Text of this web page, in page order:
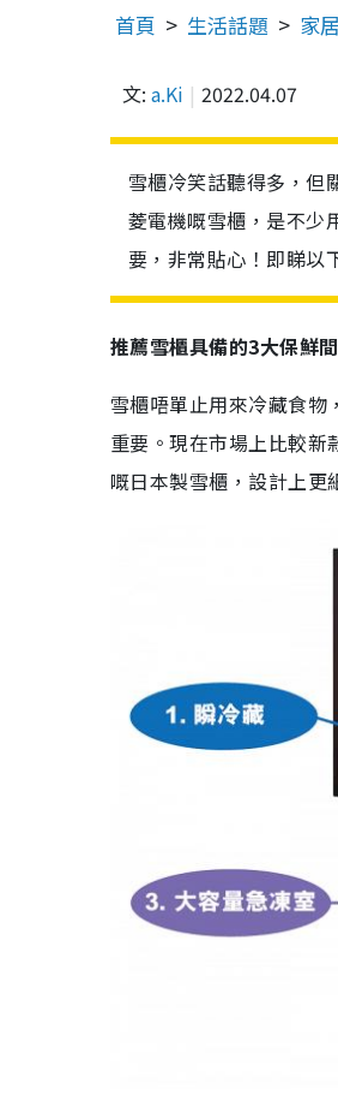
首頁 生活話題 家居
文: a.Ki 2022.04.07
雪櫃冷笑話聽得多，但
菱電機嘅雪櫃，是不少
要，非常貼心！即睇以
推薦雪櫃具備的3大保鮮
雪櫃唔單止用來冷藏食
重要。現在市場上比較
嘅日本製雪櫃，設計上更